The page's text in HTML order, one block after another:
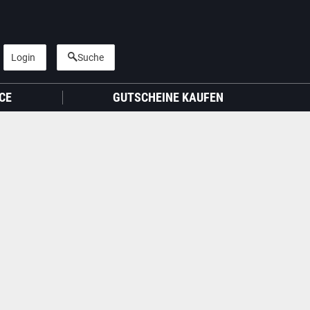
Login Suche
GUTSCHEINE KAUFEN